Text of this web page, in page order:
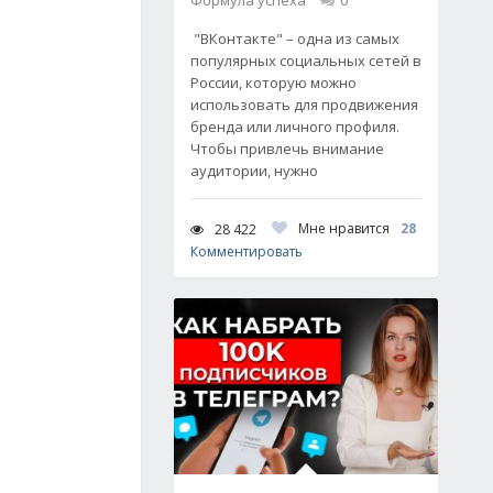
"ВКонтакте" – одна из самых
популярных социальных сетей в
России, которую можно
использовать для продвижения
бренда или личного профиля.
Чтобы привлечь внимание
аудитории, нужно
28 422 Мне нравится
28
Комментировать